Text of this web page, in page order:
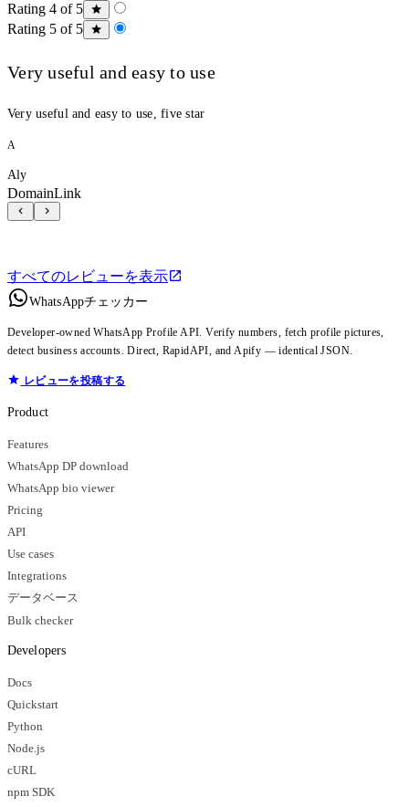
Rating 4 of 5
Rating 5 of 5
Very useful and easy to use
Very useful and easy to use, five star
A
Aly
DomainLink
すべてのレビューを表示
WhatsAppチェッカー
Developer-owned WhatsApp Profile API. Verify numbers, fetch profile pictures,
detect business accounts. Direct, RapidAPI, and Apify — identical JSON.
レビューを投稿する
Product
Features
WhatsApp DP download
WhatsApp bio viewer
Pricing
API
Use cases
Integrations
データベース
Bulk checker
Developers
Docs
Quickstart
Python
Node.js
cURL
npm SDK